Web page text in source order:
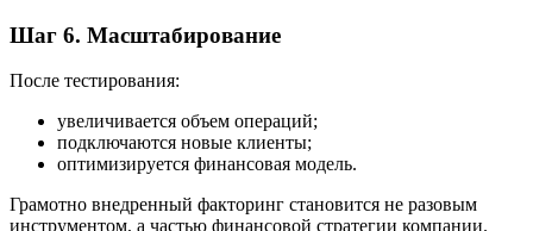
Шаг 6. Масштабирование
После тестирования:
увеличивается объем операций;
подключаются новые клиенты;
оптимизируется финансовая модель.
Грамотно внедренный факторинг становится не разовым
инструментом, а частью финансовой стратегии компании.